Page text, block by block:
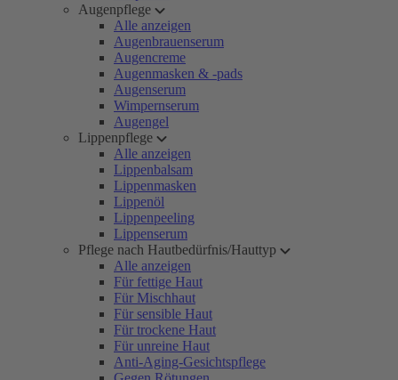
Augenpflege
Alle anzeigen
Augenbrauenserum
Augencreme
Augenmasken & -pads
Augenserum
Wimpernserum
Augengel
Lippenpflege
Alle anzeigen
Lippenbalsam
Lippenmasken
Lippenöl
Lippenpeeling
Lippenserum
Pflege nach Hautbedürfnis/Hauttyp
Alle anzeigen
Für fettige Haut
Für Mischhaut
Für sensible Haut
Für trockene Haut
Für unreine Haut
Anti-Aging-Gesichtspflege